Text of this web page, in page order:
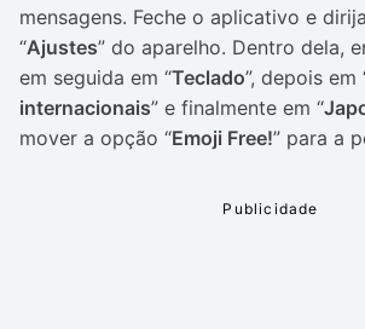
mensagens. Feche o aplicativo e
“Ajustes” do aparelho. Dentro dela,
em seguida em “Teclado”, depois em
internacionais” e finalmente em “
mover a opção “Emoji Free!” para a